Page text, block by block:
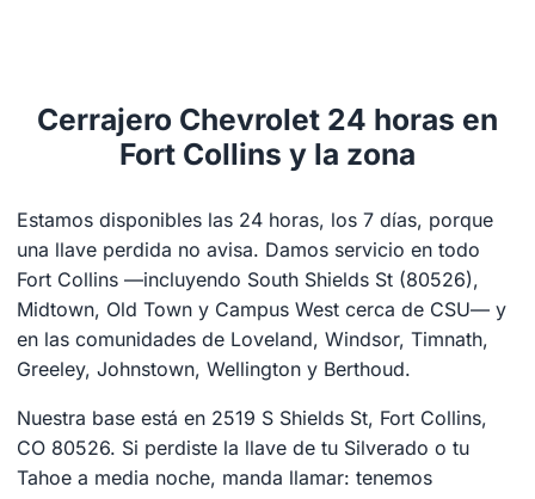
Cerrajero Chevrolet 24 horas en
Fort Collins y la zona
Estamos disponibles las 24 horas, los 7 días, porque
una llave perdida no avisa. Damos servicio en todo
Fort Collins —incluyendo South Shields St (80526),
Midtown, Old Town y Campus West cerca de CSU— y
en las comunidades de Loveland, Windsor, Timnath,
Greeley, Johnstown, Wellington y Berthoud.
Nuestra base está en 2519 S Shields St, Fort Collins,
CO 80526. Si perdiste la llave de tu Silverado o tu
Tahoe a media noche, manda llamar: tenemos